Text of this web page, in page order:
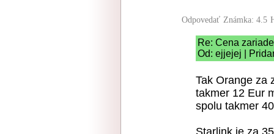
Odpovedať Známka: 4.5
Re: Cena
Od: ejjejej |
Tak Orange za
takmer 12 Eur
spolu takmer
Starlink je za